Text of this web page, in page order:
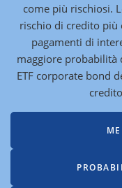
come più rischiosi.
rischio di credito più
pagamenti di
maggiore probabilità
ETF corporate bond